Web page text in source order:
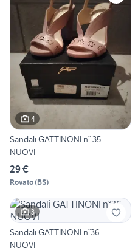
4
Sandali GATTINONI n° 35 -
NUOVI
29 €
Rovato(BS)
3
Sandali GATTINONI n°36 -
NUOVI